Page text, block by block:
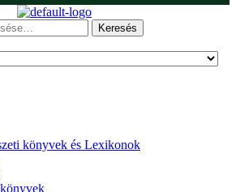
Keresés
könyvek és Lexikonok